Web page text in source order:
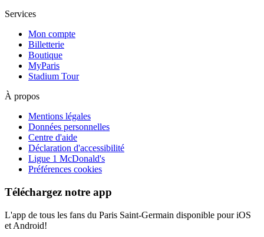
Services
Mon compte
Billetterie
Boutique
MyParis
Stadium Tour
À propos
Mentions légales
Données personnelles
Centre d'aide
Déclaration d'accessibilité
Ligue 1 McDonald's
Préférences cookies
Téléchargez notre app
L'app de tous les fans du Paris Saint-Germain disponible pour iOS
et Android!